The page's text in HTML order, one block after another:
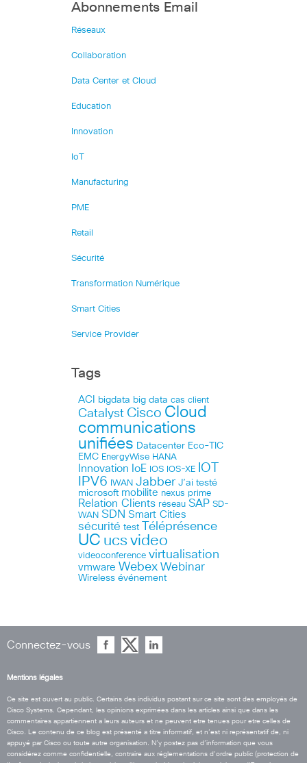
Abonnements Email
Réseaux
Collaboration
Data Center et Cloud
Education
Innovation
IoT
Manufacturing
PME
Retail
Sécurité
Transformation Numérique
Smart Cities
Service Provider
Tags
ACI bigdata big data cas client
Catalyst Cisco Cloud
communications
unifiées Datacenter Eco-TIC
EMC EnergyWise HANA
Innovation IoE IOS IOS-XE IOT
IPV6 IWAN Jabber J’ai testé
microsoft mobilite nexus prime
Relation Clients réseau SAP SD-
WAN SDN Smart Cities
sécurité test Téléprésence
UC ucs video
videoconference virtualisation
vmware Webex Webinar
Wireless événement
Connectez-vous
Mentions légales
Ce site est ouvert au public. Certains des individus postant sur ce site sont des employés de
Cisco Systems. Cependant, les opinions exprimées dans les articles ainsi que dans les
commentaires appartiennent a leurs auteurs et ne peuvent etre tenues pour etre celles de
Cisco. Le contenu de ce blog est présenté a titre informatif, et n’est ni représentatif de, ni
appuyé par Cisco ou toute autre organisation. N’y postez pas d’information que vous
considérez comme confidentielle, contraire aux réglementations d’ordre public (protection de